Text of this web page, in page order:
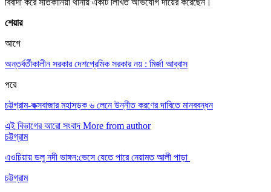
শেয়ার
আগে
অন্তর্বর্তীকালীন সরকার দেশপ্রেমিক সরকার নয় : মির্জা আব্বাস
পরে
চট্টগ্রাম-কক্সবাজার মহাসড়ক ৬ লেনে উন্নীত করণের দাবিতে মানববন্ধন
এই বিভাগের আরো সংবাদ More from author
চট্টগ্রাম
এওচিয়ায় ডলু নদী ভাঙ্গন:ভেসে যেতে পারে নেয়ামত আলী পাড়া
চট্টগ্রাম